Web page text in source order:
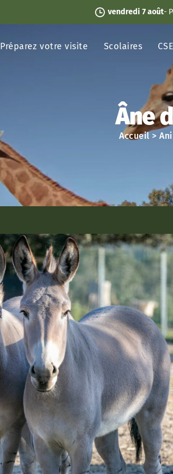
vendredi 7 août-
Préparez votre visite Scolaires CSE
Âne
Accueil >